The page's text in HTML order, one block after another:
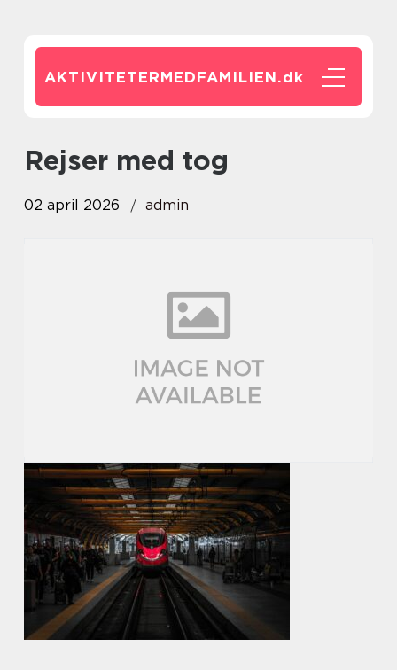
AKTIVITETERMEDFAMILIEN.dk
rejser med tog
02 april 2026 admin